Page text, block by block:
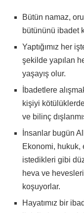
Bütün namaz,
bütününü ibadet
Yaptığımız her
şekilde yapılan
yaşayış olur.
İbadetlere
kişiyi
ve bilinç
İnsanlar bugün
Ekonomi, hukuk,
istedikleri gibi
heva ve
koşuyorlar.
Hayatımız bir